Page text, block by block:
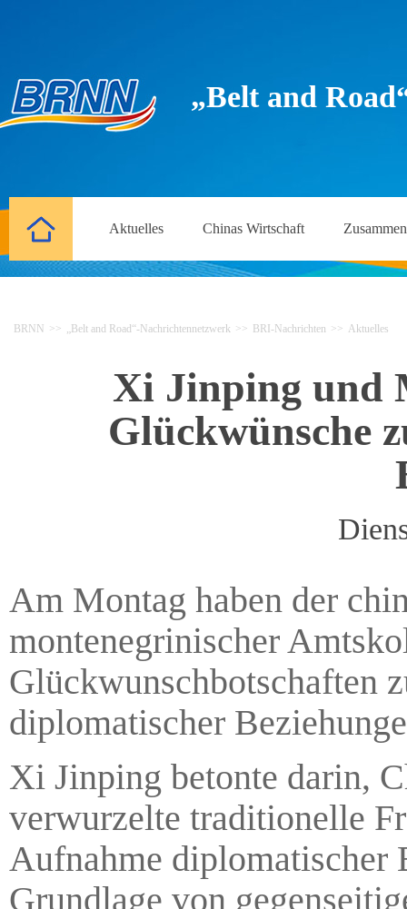
„Belt and
Aktuelles Chinas Wirtschaft
BRNN >> „Belt and Road“-Nachrichtennetzwerk >> BRI-Nachrichten >> Aktuelles
Xi Jinping und
Glückwünsche
Am Montag haben der
montenegrinischer
Glückwunschbotschaften
diplomatischer
Xi Jinping betonte darin,
verwurzelte traditionelle
Aufnahme diplomatischer
Grundlage von